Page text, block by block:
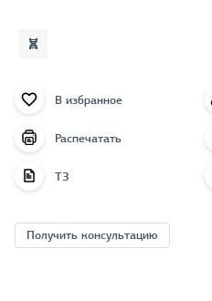
В избранное
Распечатать
ТЗ
Получить консультацию